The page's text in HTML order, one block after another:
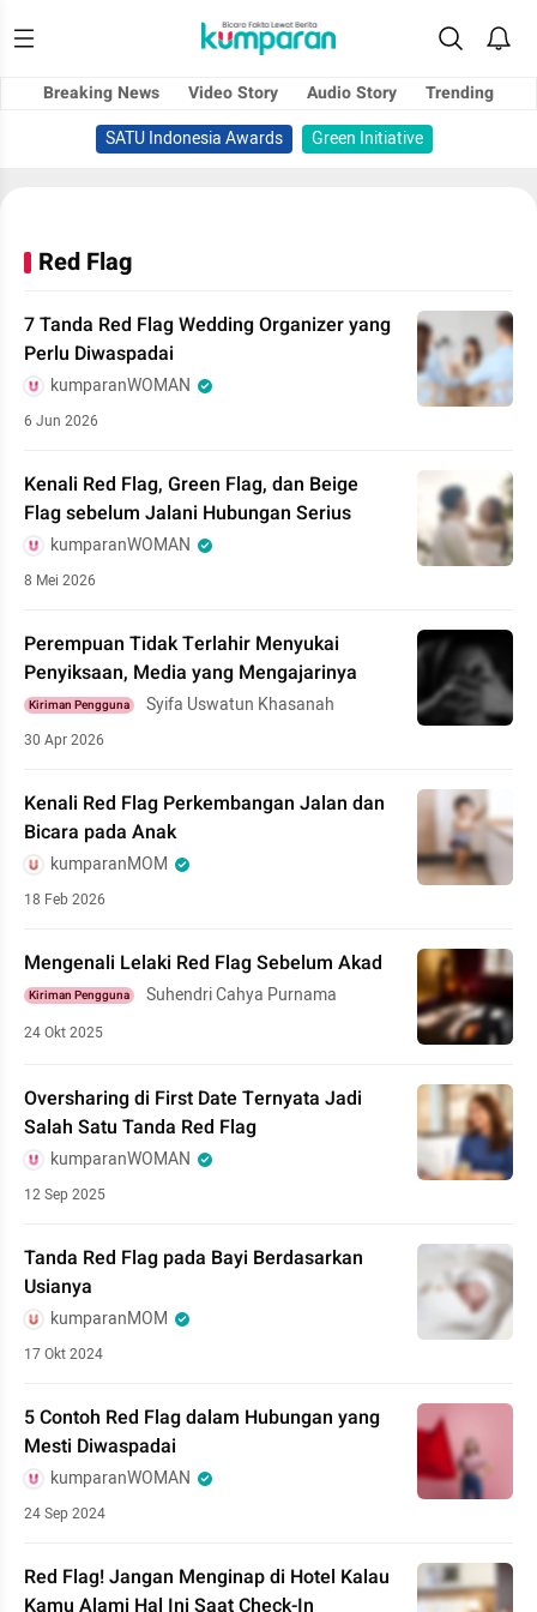
Breaking News Video Story Audio Story
Trending
SATU Indonesia Awards
Green Initiative
Red Flag
7 Tanda Red Flag Wedding Organizer yang
Perlu Diwaspadai
kumparanWOMAN
6 Jun 2026
Kenali Red Flag, Green Flag, dan Beige
Flag sebelum Jalani Hubungan Serius
kumparanWOMAN
8 Mei 2026
Perempuan Tidak Terlahir Menyukai
Penyiksaan, Media yang Mengajarinya
Kiriman Pengguna Syifa Uswatun Khasanah
30 Apr 2026
Kenali Red Flag Perkembangan Jalan dan
Bicara pada Anak
kumparanMOM
18 Feb 2026
Mengenali Lelaki Red Flag Sebelum Akad
Kiriman Pengguna Suhendri Cahya Purnama
24 Okt 2025
Oversharing di First Date Ternyata Jadi
Salah Satu Tanda Red Flag
kumparanWOMAN
12 Sep 2025
Tanda Red Flag pada Bayi Berdasarkan
Usianya
kumparanMOM
17 Okt 2024
5 Contoh Red Flag dalam Hubungan yang
Mesti Diwaspadai
kumparanWOMAN
24 Sep 2024
Red Flag! Jangan Menginap di Hotel Kalau
Kamu Alami Hal Ini Saat Check-In